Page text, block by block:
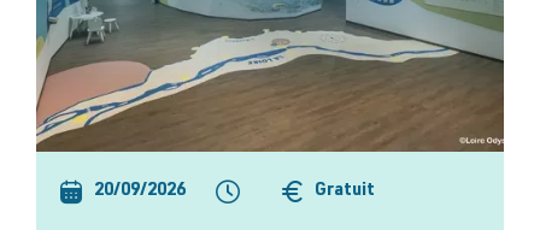
20/09/2026 Gratuit